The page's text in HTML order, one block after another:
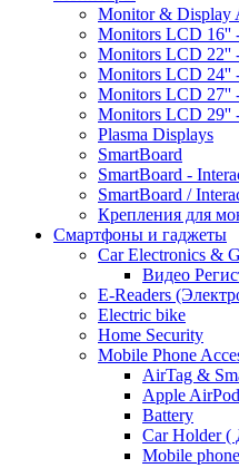
Monitor & Display
Monitors LCD 16''
Monitors LCD 22''
Monitors LCD 24''
Monitors LCD 27''
Monitors LCD 29''
Plasma Displays
SmartBoard
SmartBoard -
SmartBoard /
Крепления для
Смартфоны и гаджеты
Car Electronics &
Видео
E-Readers
Electric bike
Home Security
Mobile Phone
AirTag &
Apple
Battery
Car Holder (
Mobile